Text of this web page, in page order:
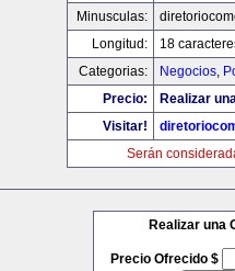
Minusculas:
Longitud:
18
Categorias:
Negocios,
Precio:
Realizar
Visitar!
Serán
Realizar una
Precio Ofrecido $